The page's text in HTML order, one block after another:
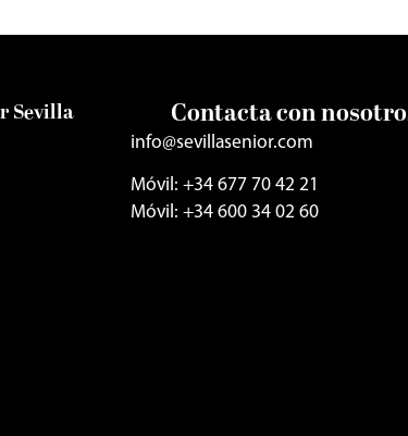
Sevilla Contacta con
info@sevillasenior.com
Móvil: +34 677 70 42 21
Móvil: +34 600 34 02 60